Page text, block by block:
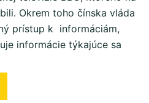
Okrem toho čínska vláda
prístup k informáciám,
informácie týkajúce sa